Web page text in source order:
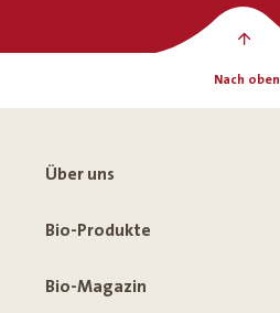
Nach oben
Über uns
Bio-Produkte
Bio-Magazin